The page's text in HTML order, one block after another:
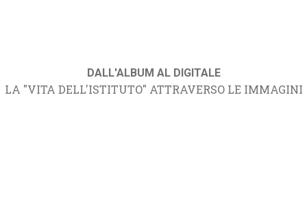
DALL'ALBUM AL DIGITALE
LA "VITA DELL'ISTITUTO" ATTRAVERSO LE IMMAGINI